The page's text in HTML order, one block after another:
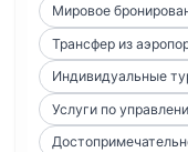
Мировое
Трансфер из
Индивидуальные
Услуги по